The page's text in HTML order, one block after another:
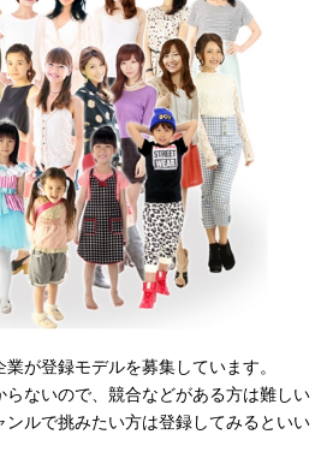
が登録モデルを募集しています。
らないので、競合などがある方は難しい
ルで挑みたい方は登録してみるといい